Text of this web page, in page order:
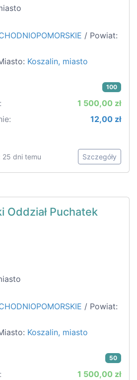
/ Powiat:
Koszalin, miasto
100
1 500,00 zł
12,00 zł
25 dni temu Szczegóły
Oddział Puchatek
/ Powiat:
Koszalin, miasto
50
1 500,00 zł